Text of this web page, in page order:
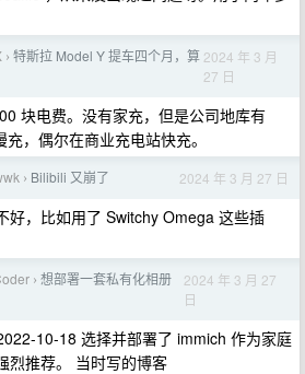
› 特斯拉 Model Y 提车四个月，算 2024 年 3 月
27 日
块电费。没有家充，但是公司地库有
，偶尔在商业充电站快充。
› Bilibili 又崩了 2024 年 3 月 27 日
好，比如用了 Switchy Omega 这些插
› 想部署一套私有化相册
2024 年 3 月 27
日
10-18 选择并部署了 immich 作为家庭
烈推荐。 当时写的博客